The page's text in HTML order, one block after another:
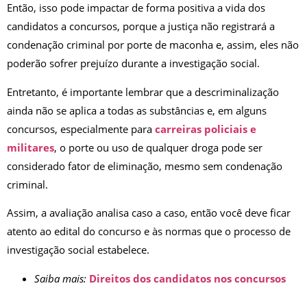
Então, isso pode impactar de forma positiva a vida dos
candidatos a concursos, porque a justiça não registrará a
condenação criminal por porte de maconha e, assim, eles não
poderão sofrer prejuízo durante a investigação social.
Entretanto, é importante lembrar que a descriminalização
ainda não se aplica a todas as substâncias e, em alguns
concursos, especialmente para carreiras policiais e
militares, o porte ou uso de qualquer droga pode ser
considerado fator de eliminação, mesmo sem condenação
criminal.
Assim, a avaliação analisa caso a caso, então você deve ficar
atento ao edital do concurso e às normas que o processo de
investigação social estabelece.
Saiba mais: Direitos dos candidatos nos concursos